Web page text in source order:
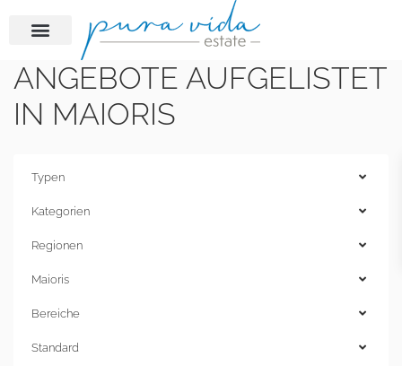
ANGEBOTE AUFGELISTET
IN MAIORIS
Typen
Kategorien
Regionen
Maioris
Bereiche
Standard